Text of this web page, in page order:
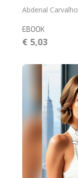
Abdenal Carvalho
EBOOK
€ 5,03